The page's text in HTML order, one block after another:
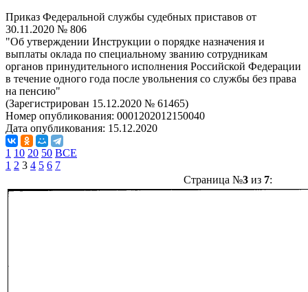
Приказ Федеральной службы судебных приставов от
30.11.2020 № 806
"Об утверждении Инструкции о порядке назначения и
выплаты оклада по специальному званию сотрудникам
органов принудительного исполнения Российской Федерации
в течение одного года после увольнения со службы без права
на пенсию"
(Зарегистрирован 15.12.2020 № 61465)
Номер опубликования: 0001202012150040
Дата опубликования: 15.12.2020
1 10 20 50 ВСЕ
1 2 3 4 5 6 7
Страница №3из 7: